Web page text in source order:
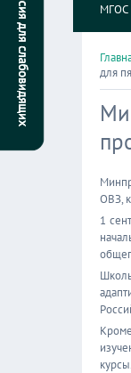
МГОС
для
ОВЗ,
1